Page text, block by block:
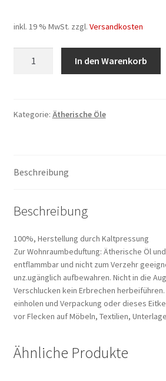
inkl. 19 % MwSt. zzgl. Versandkosten
extra
In den Warenkorb
Kategorie: Ätherische Öle
Beschreibung
Beschreibung
100%, Herstellung durch Kaltpressung
Zur Wohnraumbeduftung: Ätherische Öl
entflammbar und nicht zum Verzehr
unz.ugänglich aufbewahren. Nicht in die
Verschlucken kein Erbrechen
einholen und Verpackung oder dieses
vor Flecken auf Möbeln, Textilien,
Ähnliche Produkte